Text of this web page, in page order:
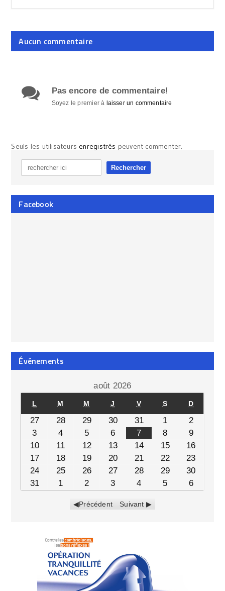
Aucun commentaire
Pas encore de commentaire!
Soyez le premier à laisser un commentaire
Seuls les utilisateurs enregistrés peuvent commenter.
Facebook
Événements
août 2026
L M M J V S D
27 28 29 30 31 1
2
3
4 5 6 7 8
9
10
11 12 13 14 15
16
17
18 19 20 21 22
23
24
25 26 27 28 29
30
31
1 2 3 4 5 6
Précédent Suivant